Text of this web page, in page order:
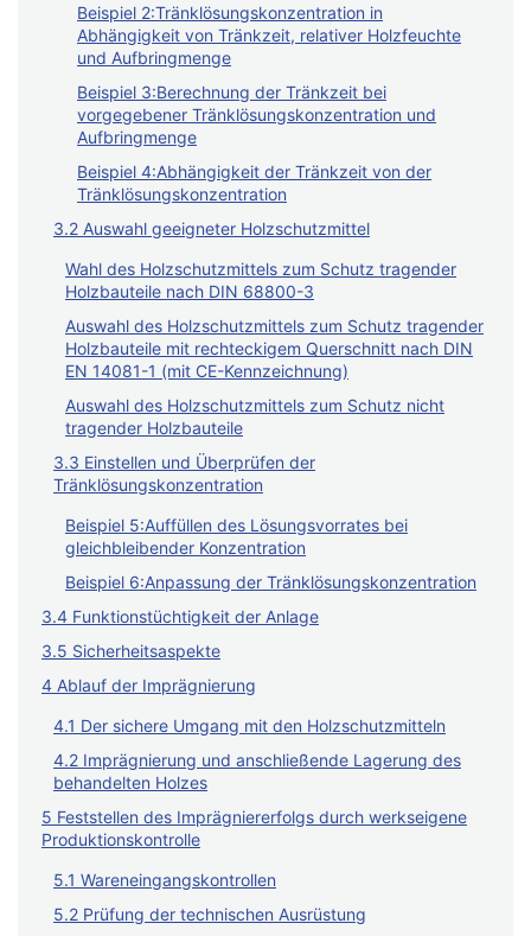
Beispiel 2:Tränklösungskonzentration in
Abhängigkeit von Tränkzeit, relativer Holzfeuchte
und Aufbringmenge
Beispiel 3:Berechnung der Tränkzeit bei
vorgegebener Tränklösungskonzentration und
Aufbringmenge
Beispiel 4:Abhängigkeit der Tränkzeit von der
Tränklösungskonzentration
3.2 Auswahl geeigneter Holzschutzmittel
Wahl des Holzschutzmittels zum Schutz tragender
Holzbauteile nach DIN 68800-3
Auswahl des Holzschutzmittels zum Schutz tragender
Holzbauteile mit rechteckigem Querschnitt nach DIN
EN 14081-1 (mit CE-Kennzeichnung)
Auswahl des Holzschutzmittels zum Schutz nicht
tragender Holzbauteile
3.3 Einstellen und Überprüfen der
Tränklösungskonzentration
Beispiel 5:Auffüllen des Lösungsvorrates bei
gleichbleibender Konzentration
Beispiel 6:Anpassung der Tränklösungskonzentration
3.4 Funktionstüchtigkeit der Anlage
3.5 Sicherheitsaspekte
4 Ablauf der Imprägnierung
4.1 Der sichere Umgang mit den Holzschutzmitteln
4.2 Imprägnierung und anschließende Lagerung des
behandelten Holzes
5 Feststellen des Imprägniererfolgs durch werkseigene
Produktionskontrolle
5.1 Wareneingangskontrollen
5.2 Prüfung der technischen Ausrüstung